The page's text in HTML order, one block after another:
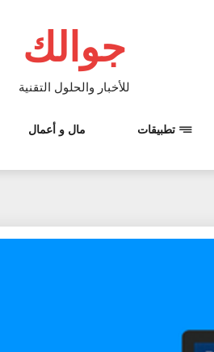
جوالك
للأخبار والحلول التقنية
تطبيقات مال و أعمال